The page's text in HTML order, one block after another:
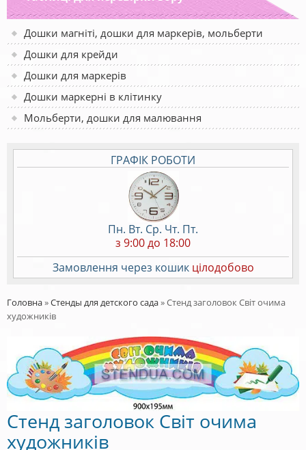
Дошки магніті, дошки для маркерів, мольберти
Дошки для крейди
Дошки для маркерів
Дошки маркерні в клітинку
Мольберти, дошки для малювання
ГРАФІК РОБОТИ
Пн. Вт. Ср. Чт. Пт.
з 9:00 до 18:00
Замовлення через кошик цілодобово
Головна»Стенды для детского сада»Стенд заголовок Світ очима
художників
Стенд заголовок Світ очима
художників